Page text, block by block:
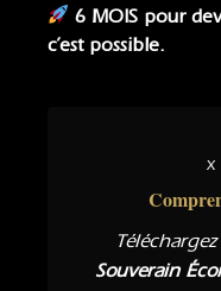
6 MOIS pour
c’est possible.
Souverain